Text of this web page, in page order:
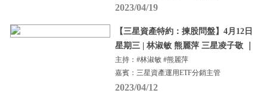
2023/04/19
【三星資產特約：揀股問盤】4月12日
星期三 | 林淑敏 熊麗萍 三星凌子敬 ｜
主持：#林淑敏 #熊麗萍
嘉賓：三星資產運用ETF分銷主管
2023/04/12